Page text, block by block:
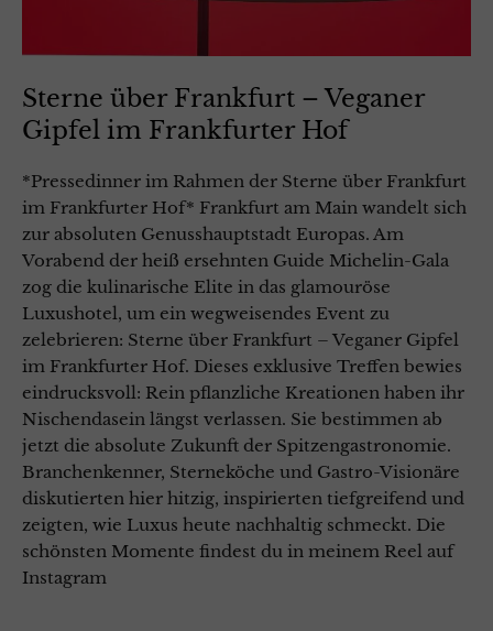
Sterne über Frankfurt – Veganer
Gipfel im Frankfurter Hof
*Pressedinner im Rahmen der Sterne über Frankfurt
im Frankfurter Hof* Frankfurt am Main wandelt sich
zur absoluten Genusshauptstadt Europas. Am
Vorabend der heiß ersehnten Guide Michelin-Gala
zog die kulinarische Elite in das glamouröse
Luxushotel, um ein wegweisendes Event zu
zelebrieren: Sterne über Frankfurt – Veganer Gipfel
im Frankfurter Hof. Dieses exklusive Treffen bewies
eindrucksvoll: Rein pflanzliche Kreationen haben ihr
Nischendasein längst verlassen. Sie bestimmen ab
jetzt die absolute Zukunft der Spitzengastronomie.
Branchenkenner, Sterneköche und Gastro-Visionäre
diskutierten hier hitzig, inspirierten tiefgreifend und
zeigten, wie Luxus heute nachhaltig schmeckt. Die
schönsten Momente findest du in meinem Reel auf
Instagram